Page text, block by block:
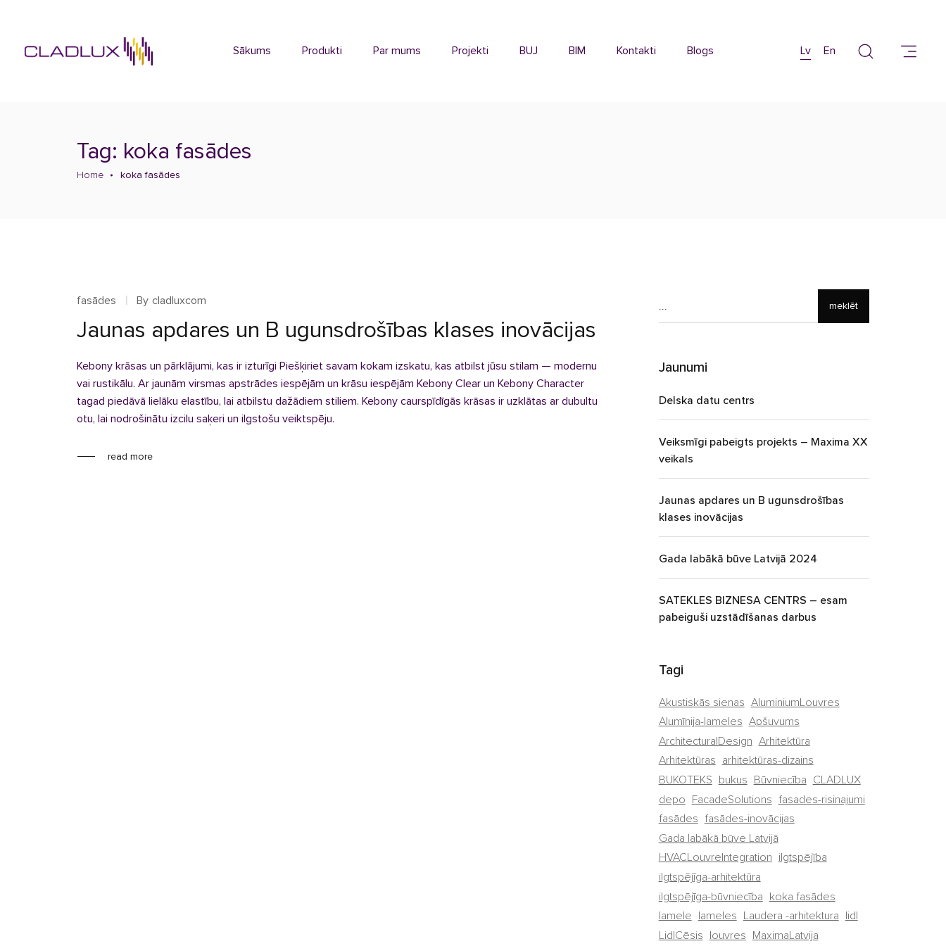
Sākums Produkti Par mums Projekti BUJ BIM Kontakti Blogs Lv En
Tag: koka fasādes
Home koka fasādes
fasādes By cladluxcom
Jaunas apdares un B ugunsdrošības klases inovācijas
Kebony krāsas un pārklājumi, kas ir izturīgi Piešķiriet savam kokam izskatu, kas atbilst jūsu stilam — modernu
vai rustikālu. Ar jaunām virsmas apstrādes iespējām un krāsu iespējām Kebony Clear un Kebony Character
tagad piedāvā lielāku elastību, lai atbilstu dažādiem stiliem. Kebony caurspīdīgās krāsas ir uzklātas ar dubultu
otu, lai nodrošinātu izcilu saķeri un ilgstošu veiktspēju.
read more
meklēt
Jaunumi
Delska datu centrs
Veiksmīgi pabeigts projekts – Maxima XX
veikals
Jaunas apdares un B ugunsdrošības
klases inovācijas
Gada labākā būve Latvijā 2024
SATEKLES BIZNESA CENTRS – esam
pabeiguši uzstādīšanas darbus
Tagi
Akustiskās sienas AluminiumLouvres
Alumīnija-lameles Apšuvums
ArchitecturalDesign Arhitektūra
Arhitektūras arhitektūras-dizains
BUKOTEKS bukus Būvniecība CLADLUX
depo FacadeSolutions fasades-risinajumi
fasādes fasādes-inovācijas
Gada labākā būve Latvijā
HVACLouvreIntegration ilgtspējība
ilgtspējīga-arhitektūra
ilgtspējīga-būvniecība koka fasādes
lamele lameles Laudera -arhitektura lidl
LidlCēsis louvres MaximaLatvija